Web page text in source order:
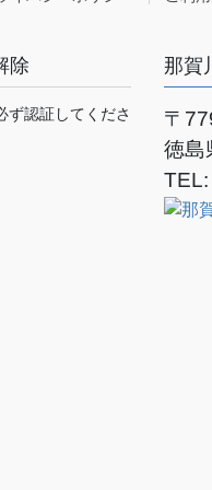
除
ず認証してくださ
那賀
〒
徳島
TEL: